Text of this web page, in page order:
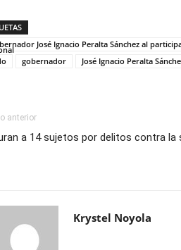
José Ignacio Peralta Sánchez al
gobernador José Ignacio Peralta
anterior
a 14 sujetos por delitos contra la
Krystel Noyola